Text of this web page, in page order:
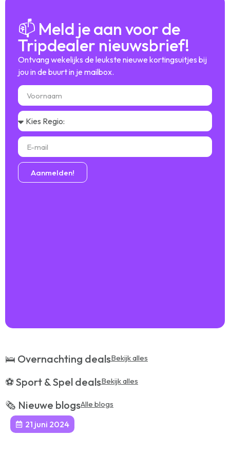
📫 Meld je aan voor de
Tripdealer nieuwsbrief!
Ontvang wekelijks de leukste nieuwe kortingsuitjes bij
jou in de buurt in je mailbox.
Aanmelden!
🛌 Overnachting dealsBekijk alles
⚽️ Sport & Spel dealsBekijk alles
🗞️ Nieuwe blogsAlle blogs
21 juni 2024